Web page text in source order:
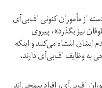
از مأموران کنونی اف‌بی‌آی
نیز بگذرد»، پیروی
ایشان اشتباه می‌کنند و اینکه
به وظایف اف‌بی‌آی دارند،